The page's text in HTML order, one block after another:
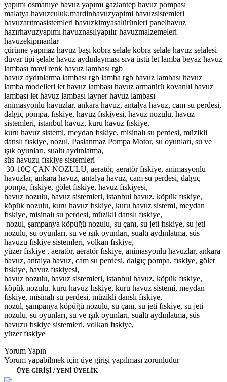
yapımı osmanıye havuz yapımı gaziantep havuz pompası
malatya havuzculuk.mardinhavuzyapimi havuzsistemleri
havuzarıtmasistemleri havuzkimyasalürünleri panelhavuz
hazırhavuzyapımı havuznasılyapılır havuzmalzemeleri
havuzekipmanlar
çürüme yapmaz havuz başı kobra şelale kobra şelale havuz şelalesi
duvar tipi şelale havuz aydınlayması sıva üstü let lamba beyaz havuz
lambası mavi renk havuz lambası rgb
havuz aydınlatma lambası rgb lamba rgb havuz lambası havuz
lamba modelleri let havuz lambası havuz armatürü kovanlıl havuz
lambası let havuz lambası layner havuz lambası
animasyonlu havuzlar, ankara havuz, antalya havuz, cam su perdesi,
dalgıç pompa, fıskiye, havuz fıskiyesi, havuz nozulu, havuz
sistemleri, istanbul havuz, kuru havuz fıskiye,
kuru havuz sistemi, meydan fıskiye, misinalı su perdesi, müzikli
danslı fıskiye, nozul, Paslanmaz Pompa Motor, su oyunları, su ve
ışık oyunları, sualtı aydınlatma,
süs havuzu fıskiye sistemleri
30-10Ç ÇAN NOZULU, aeratör, aeratör fıskiye, animasyonlu
havuzlar, ankara havuz, antalya havuz, cam su perdesi, dalgıç
pompa, fıskiye, gölet fıskiye, havuz fıskiyesi,
havuz nozulu, havuz sistemleri, istanbul havuz, köpük fıskiye,
köpük nozulu, kuru havuz fıskiye, kuru havuz sistemi, meydan
fıskiye, misinalı su perdesi, müzikli danslı fıskiye,
nozul, şampanya köpüğü nozulu, su çanı, su jeti fıskiye, su jeti
nozulu, su oyunları, su ve ışık oyunları, sualtı aydınlatma, süs
havuzu fıskiye sistemleri, volkan fıskiye,
yüzer fıskiye , aeratör, aeratör fıskiye, animasyonlu havuzlar, ankara
havuz, antalya havuz, cam su perdesi, dalgıç pompa, fıskiye, gölet
fıskiye, havuz fıskiyesi,
havuz nozulu, havuz sistemleri, istanbul havuz, köpük fıskiye,
köpük nozulu, kuru havuz fıskiye, kuru havuz sistemi, meydan
fıskiye, misinalı su perdesi, müzikli danslı fıskiye,
nozul, şampanya köpüğü nozulu, su çanı, su jeti fıskiye, su jeti
nozulu, su oyunları, su ve ışık oyunları, sualtı aydınlatma, süs
havuzu fıskiye sistemleri, volkan fıskiye,
yüzer fıskiye
Yorum Yapın
Yorum yapabilmek için üye girişi yapılması zorunludur
ÜYE GİRİŞİ / YENİ ÜYELİK